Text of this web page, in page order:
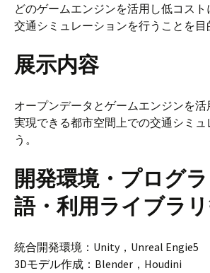
どのゲームエンジンを活用し低コス
交通シミュレーションを行うことを目
展示内容
オープンデータとゲームエンジンを
実現できる都市空間上での交通シミ
う。
開発環境・プログ
語・利用ライブラ
統合開発環境：Unity，Unreal Engie5
3Dモデル作成：Blender，Houdini